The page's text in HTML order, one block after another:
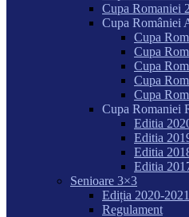
Cupa Romaniei
Cupa României
Cupa
Cupa
Cupa
Cupa
Cupa
Cupa Romaniei
Editia
Editia
Editia
Editia
Senioare 3×3
Ediția 2020-2021
Regulament